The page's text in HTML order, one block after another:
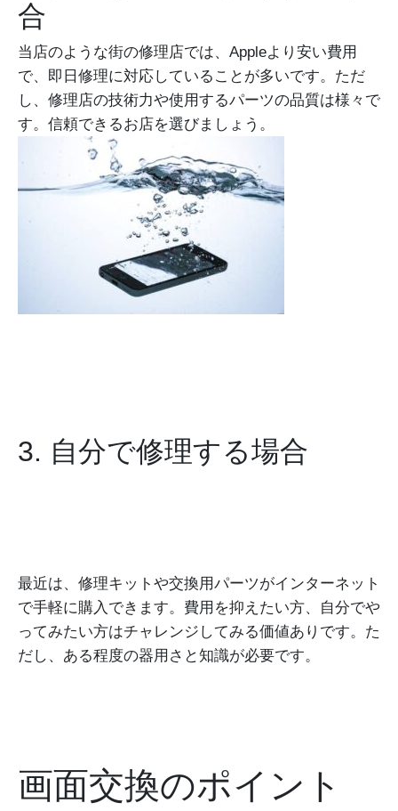
合
当店のような街の修理店では、Appleより安い費用
で、即日修理に対応していることが多いです。ただ
し、修理店の技術力や使用するパーツの品質は様々で
す。信頼できるお店を選びましょう。
3. 自分で修理する場合
最近は、修理キットや交換用パーツがインターネット
で手軽に購入できます。費用を抑えたい方、自分でや
ってみたい方はチャレンジしてみる価値ありです。た
だし、ある程度の器用さと知識が必要です。
画面交換のポイント